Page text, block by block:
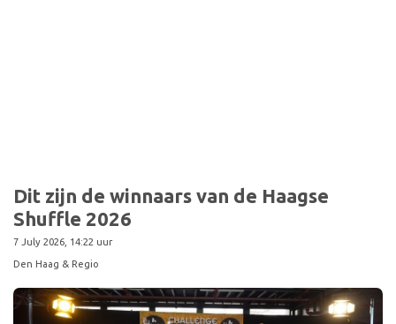
Dit zijn de winnaars van de Haagse
Shuffle 2026
7 July 2026, 14:22 uur
Den Haag & Regio